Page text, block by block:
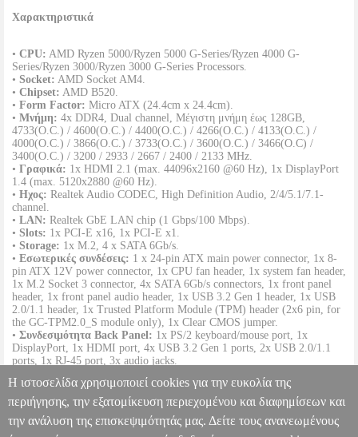
Χαρακτηριστικά
• CPU: AMD Ryzen 5000/Ryzen 5000 G-Series/Ryzen 4000 G-
Series/Ryzen 3000/Ryzen 3000 G-Series Processors.
• Socket: AMD Socket AM4.
• Chipset: AMD B520.
• Form Factor: Micro ATX (24.4cm x 24.4cm).
• Μνήμη: 4x DDR4, Dual channel, Μέγιστη μνήμη έως 128GB,
4733(O.C.) / 4600(O.C.) / 4400(O.C.) / 4266(O.C.) / 4133(O.C.) /
4000(O.C.) / 3866(O.C.) / 3733(O.C.) / 3600(O.C.) / 3466(O.C) /
3400(O.C.) / 3200 / 2933 / 2667 / 2400 / 2133 MHz.
• Γραφικά: 1x HDMI 2.1 (max. 44096x2160 @60 Hz), 1x DisplayPort
1.4 (max. 5120x2880 @60 Hz).
• Ηχος: Realtek Audio CODEC, High Definition Audio, 2/4/5.1/7.1-
channel.
• LAN: Realtek GbE LAN chip (1 Gbps/100 Mbps).
• Slots: 1x PCI-E x16, 1x PCI-E x1.
• Storage: 1x M.2, 4 x SATA 6Gb/s.
• Εσωτερικές συνδέσεις: 1 x 24-pin ATX main power connector, 1x 8-
pin ATX 12V power connector, 1x CPU fan header, 1x system fan header,
1x M.2 Socket 3 connector, 4x SATA 6Gb/s connectors, 1x front panel
header, 1x front panel audio header, 1x USB 3.2 Gen 1 header, 1x USB
2.0/1.1 header, 1x Trusted Platform Module (TPM) header (2x6 pin, for
the GC-TPM2.0_S module only), 1x Clear CMOS jumper.
• Συνδεσιμότητα Back Panel: 1x PS/2 keyboard/mouse port, 1x
DisplayPort, 1x HDMI port, 4x USB 3.2 Gen 1 ports, 2x USB 2.0/1.1
ports, 1x RJ-45 port, 3x audio jacks.
• Λειτουργικό σύστημα:Windows 11 64-bit, Windows 10 64-bit.
•Εγγύηση: 2 χρόνια.DOA 7 ημερών
ΜΗΤΡΙΚΗ GIGABYTE A520M DS3H V2 AM4 RETAIL
Η ιστοσελίδα χρησιμοποιεί cookies για την ευκολία της
περιήγησης, την εξατομίκευση περιεχομένου και διαφημίσεων και
την ανάλυση της επισκεψιμότητάς μας. Δείτε τους ανανεωμένους